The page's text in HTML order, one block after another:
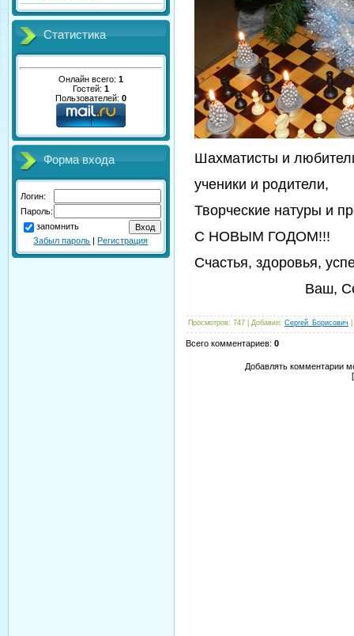
Статистика
Онлайн всего: 1
Гостей: 1
Пользователей: 0
Форма входа
Логин:
Пароль:
запомнить
Забыл пароль |Регистрация
Шахматисты и
ученики и родители,
Творческие натуры и
С НОВЫМ ГОДОМ!!!
Счастья, здоровья,
Ваш, Сергей
Просмотров: 747 | Добавил: Сергей_Борисович
Всего комментариев: 0
Добавлять комментарии